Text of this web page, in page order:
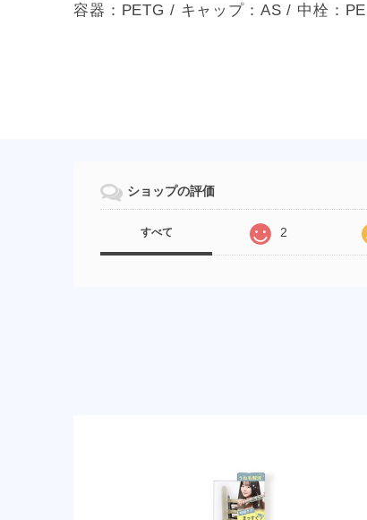
容器：PETG / キャップ：AS / 中栓：
ショップの評価
すべて 2